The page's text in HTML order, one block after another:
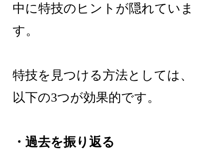
中に特技のヒントが隠れていま
す。
特技を見つける方法としては、
以下の3つが効果的です。
・過去を振り返る